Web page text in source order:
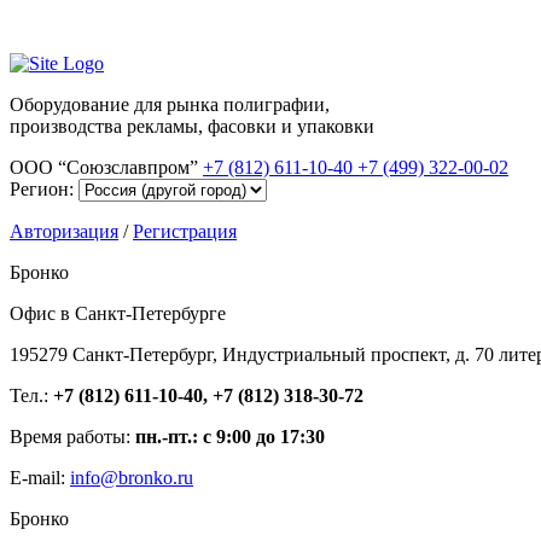
Оборудование для рынка полиграфии,
производства рекламы, фасовки и упаковки
ООО “Союзславпром” +7 (812) 611-10-40 +7 (499) 322-00-02
Регион:
Авторизация /Регистрация
Бронко
Офис в Санкт-Петербурге
195279 Санкт-Петербург, Индустриальный проспект, д. 70
Тел.: +7 (812) 611-10-40, +7 (812) 318-30-72
Время работы: пн.-пт.: с 9:00 до 17:30
E-mail: info@bronko.ru
Бронко